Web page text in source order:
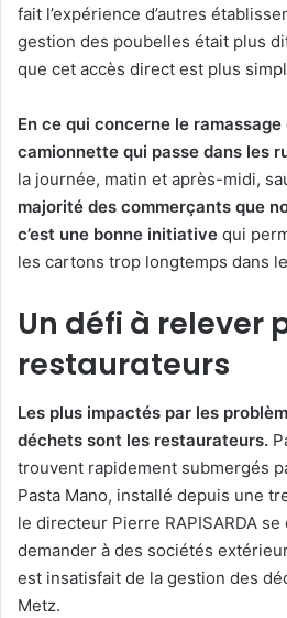
fait l’expérience d’autres
gestion des poubelles était plus
que cet accès direct est plus
En ce qui concerne le ramassage
camionnette qui passe dans les
la journée, matin et après-midi,
majorité des commerçants que
c’est une bonne initiative qui
les cartons trop longtemps dans
Un défi à relever
restaurateurs
Les plus impactés par les
déchets sont les restaurateurs.
trouvent rapidement submergés
Pasta Mano, installé depuis une
le directeur Pierre RAPISARDA
demander à des sociétés
est insatisfait de la gestion des
Metz.